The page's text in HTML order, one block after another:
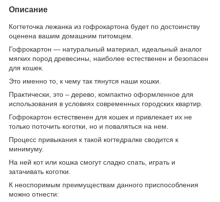
Описание
Когтеточка лежанка из гофрокартона будет по достоинству
оценена вашим домашним питомцем.
Гофрокартон — натуральный материал, идеальный аналог
мягких пород древесины, наиболее естественен и безопасен
для кошек.
Это именно то, к чему так тянутся наши кошки.
Практически, это – дерево, компактно оформленное для
использования в условиях современных городских квартир.
Гофрокартон естественен для кошек и привлекает их не
только поточить коготки, но и поваляться на нем.
Процесс привыкания к такой когтедралке сводится к
минимуму.
На ней кот или кошка смогут сладко спать, играть и
затачивать коготки.
К неоспоримым преимуществам данного приспособления
можно отнести: